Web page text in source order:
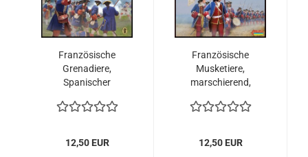
Französische
Grenadiere,
Spanischer
1714, 1:72
12,50 EUR
Französische
Musketiere,
marschierend,
Erbfolgekrieg 1701-
12,50 EUR